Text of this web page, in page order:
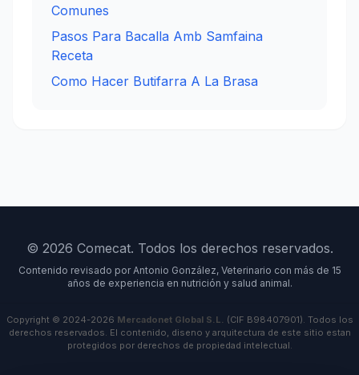
Comunes
Pasos Para Bacalla Amb Samfaina
Receta
Como Hacer Butifarra A La Brasa
© 2026 Comecat. Todos los derechos reservados.
Contenido revisado por Antonio González, Veterinario con más de 15
años de experiencia en nutrición y salud animal.
Copyright © 2024-2026 Mercadonet Global S.L. (CIF B98407901). Todos los
derechos reservados. El contenido, diseno y arquitectura de este sitio estan
protegidos por derechos de propiedad intelectual.